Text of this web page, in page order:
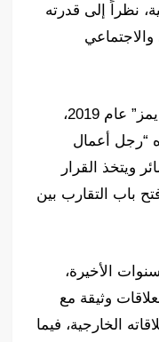
نظراً إلى قدرته
وفي مقابلة سابقة مع “نيويورك تايمز” عام 2019،
“رجل أعمال
ويتخذ القرار
باب التقارب بين
الأخيرة،
وثيقة مع
الخارجية، فيما